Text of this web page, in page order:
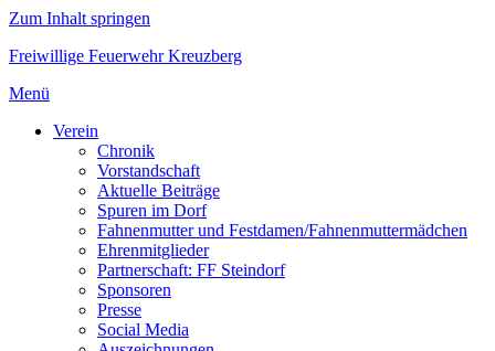
Zum Inhalt springen
Freiwillige Feuerwehr Kreuzberg
Menü
Verein
Chronik
Vorstandschaft
Aktuelle Beiträge
Spuren im Dorf
Fahnenmutter und Festdamen/Fahnenmuttermädchen
Ehrenmitglieder
Partnerschaft: FF Steindorf
Sponsoren
Presse
Social Media